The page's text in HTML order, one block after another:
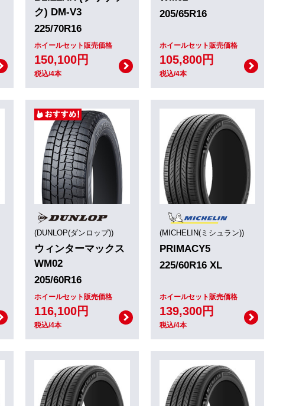
ク) DM-V3
225/70R16
ホイールセット販売価格
150,100円
税込/4本
205/65R16
ホイールセット販売価格
105,800円
税込/4本
(DUNLOP(ダンロップ))
ウィンターマックス
WM02
205/60R16
ホイールセット販売価格
116,100円
税込/4本
(MICHELIN(ミシュラン))
PRIMACY5
225/60R16 XL
ホイールセット販売価格
139,300円
税込/4本